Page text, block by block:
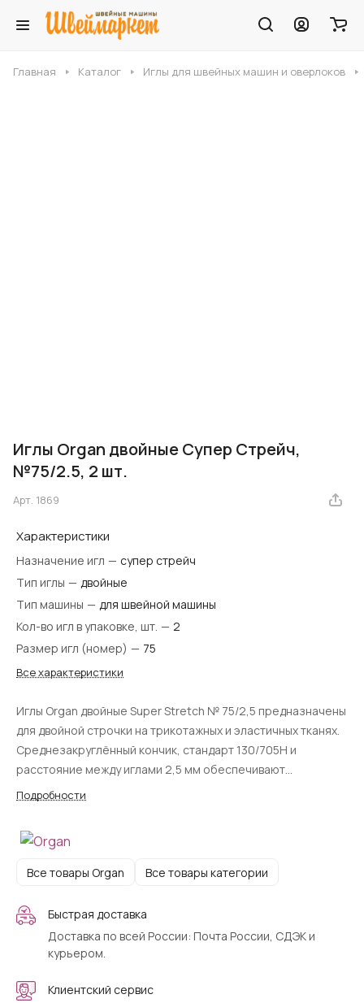
Главная Каталог Иглы для швейных машин и оверлоков
Иглы Organ двойные Супер Стрейч,
№75/2.5, 2 шт.
Арт. 1869
Характеристики
Назначение игл — супер стрейч
Тип иглы — двойные
Тип машины — для швейной машины
Кол-во игл в упаковке, шт. — 2
Размер игл (номер) — 75
Все характеристики
Иглы Organ двойные Super Stretch № 75/2,5 предназначены
для двойной строчки на трикотажных и эластичных тканях.
Среднезакруглённый кончик, стандарт 130/705H и
расстояние между иглами 2,5 мм обеспечивают
аккуратную строчку без пропусков и повреждения
Подробности
Все товары Organ Все товары категории
Быстрая доставка
Доставка по всей России: Почта России, СДЭК и
курьером.
Клиентский сервис